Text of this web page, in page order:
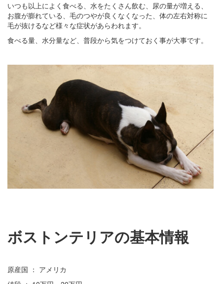
いつも以上によく食べる、水をたくさん飲む、尿の量が増える、
お腹が膨れている、毛のつやが良くなくなった、体の左右対称に
毛が抜けるなど様々な症状があらわれます。
食べる量、水分量など、普段から気をつけておく事が大事です。
ボストンテリアの基本情報
原産国 ： アメリカ